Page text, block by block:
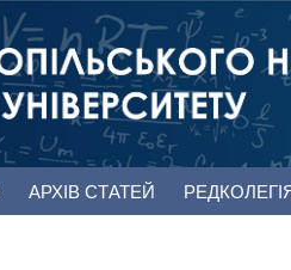
АРХІВ СТАТЕЙ